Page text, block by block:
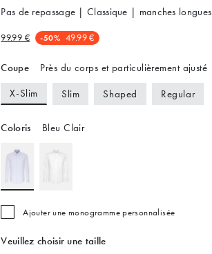
Pas de repassage | Classique | manches longues
99.99 € -50% 49.99 €
Coupe Près du corps et particulièrement ajusté
X-Slim Slim Shaped Regular
Coloris Bleu Clair
Ajouter une monogramme personnalisée
Veuillez choisir une taille